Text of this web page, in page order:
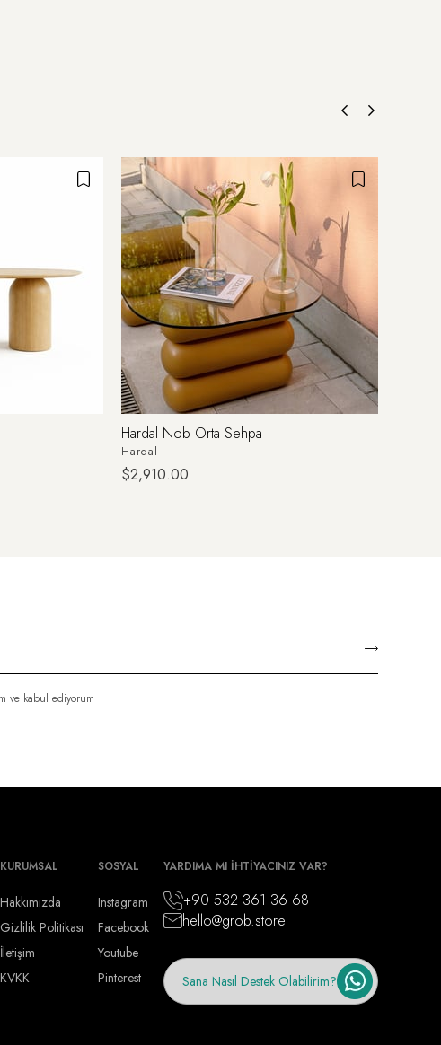
Hardal Nob Orta Sehpa
Hardal
$2,910.00
ve kabul ediyorum
KURUMSAL
Hakkımızda
Gizlilik Politikası
İletişim
KVKK
SOSYAL
Instagram
Facebook
Youtube
Pinterest
YARDIMA MI İHTİYACINIZ VAR?
+90 532 361 36 68
hello@grob.store
Sana Nasıl Destek Olabilirim?